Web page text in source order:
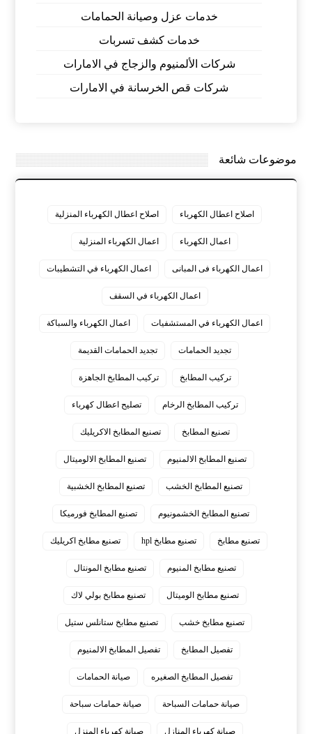
خدمات عزل وصيانة الحمامات
خدمات كشف تسربات
شركات الألمنيوم والزجاج في الامارات
شركات قص الخرسانة في الامارات
موضوعات شائعة
اصلاح اعطال الكهرباء اصلاح اعطال الكهرباء المنزلية
اعمال الكهرباء اعمال الكهرباء المنزلية
اعمال الكهرباء فى المبانى اعمال الكهرباء في التشطيبات
اعمال الكهرباء في السقف
اعمال الكهرباء في المستشفيات اعمال الكهرباء والسباكة
تجديد الحمامات تجديد الحمامات القديمة
تركيب المطابخ تركيب المطابخ الجاهزة
تركيب المطابخ الرخام تصليح اعطال كهرباء
تصنيع المطابخ تصنيع المطابخ الاكريليك
تصنيع المطابخ الالمنيوم تصنيع المطابخ الالوميتال
تصنيع المطابخ الخشب تصنيع المطابخ الخشبية
تصنيع المطابخ الخشمونيوم تصنيع المطابخ فورميكا
تصنيع مطابخ تصنيع مطابخ hpl تصنيع مطابخ اكريليك
تصنيع مطابخ المنيوم تصنيع مطابخ المونتال
تصنيع مطابخ الوميتال تصنيع مطابخ بولي لاك
تصنيع مطابخ خشب تصنيع مطابخ ستانلس ستيل
تفصيل المطابخ تفصيل المطابخ الالمنيوم
تفصيل المطابخ الصغيره صيانة الحمامات
صيانة حمامات السباحة صيانة حمامات سباحة
صيانة كهرباء المنازل صيانة كهرباء المنزل